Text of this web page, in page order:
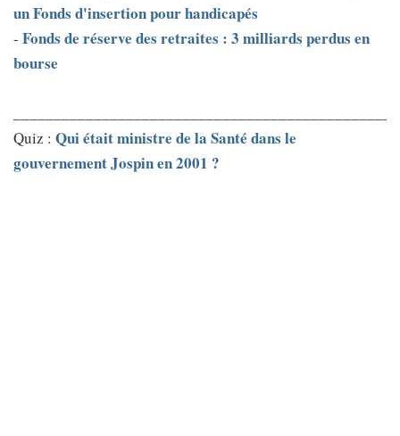
un Fonds d'insertion pour handicapés
- Fonds de réserve des retraites : 3 milliards perdus en
bourse
Quiz : Qui était ministre de la Santé dans le
gouvernement Jospin en 2001 ?